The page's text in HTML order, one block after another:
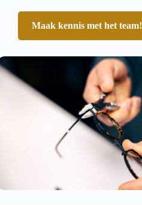
Maak kennis met het team!